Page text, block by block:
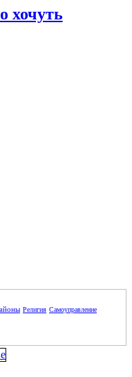
хочуть
Религия Самоуправление